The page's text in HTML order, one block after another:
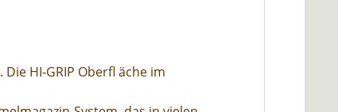
HI-GRIP Oberfl äche im